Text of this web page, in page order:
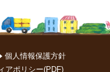
個人情報保護方針
アポリシー(PDF)